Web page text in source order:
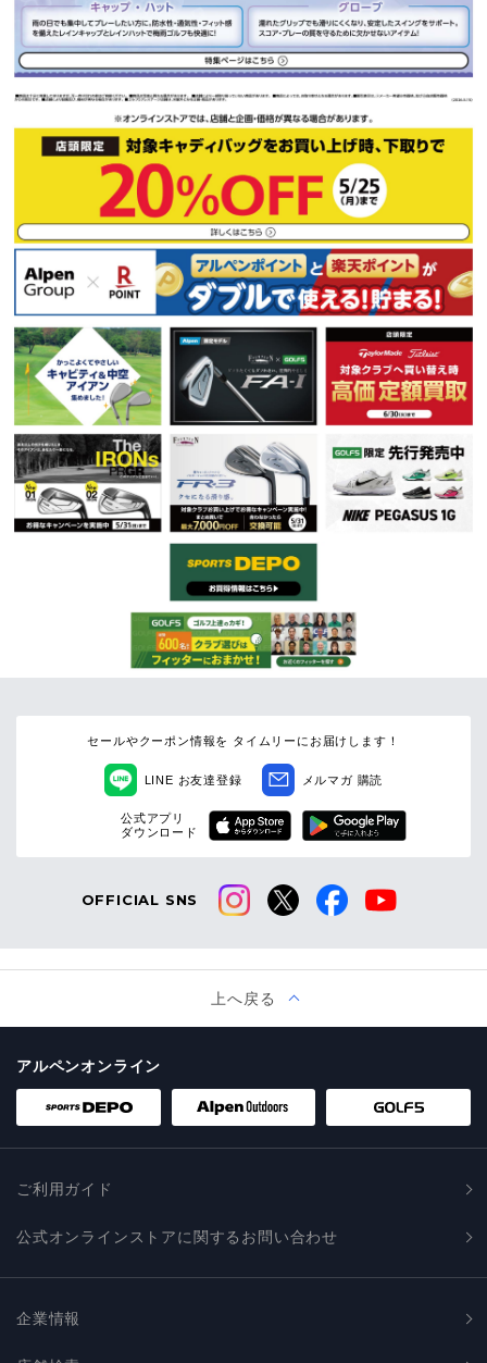
セールやクーポン情報を タイムリーにお届けします！
LINE お友達登録 メルマガ 購読
公式アプリ
ダウンロード
OFFICIAL SNS
上へ戻る
アルペンオンライン
ご利用ガイド
公式オンラインストアに関するお問い合わせ
企業情報